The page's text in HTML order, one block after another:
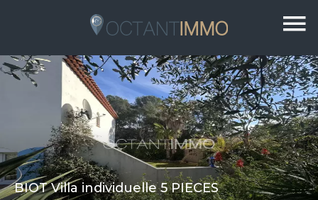
BIOT Villa individuelle 5 PIECES